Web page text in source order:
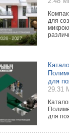
для
для
29.31
для